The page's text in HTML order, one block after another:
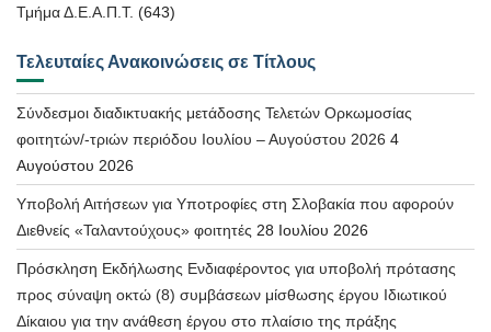
Τμήμα Δ.Ε.Α.Π.Τ. (643)
Τελευταίες Ανακοινώσεις σε Τίτλους
Σύνδεσμοι διαδικτυακής μετάδοσης Τελετών Ορκωμοσίας
φοιτητών/-τριών περιόδου Ιουλίου – Αυγούστου 2026 4
Αυγούστου 2026
Υποβολή Αιτήσεων για Υποτροφίες στη Σλοβακία που αφορούν
Διεθνείς «Ταλαντούχους» φοιτητές 28 Ιουλίου 2026
Πρόσκληση Εκδήλωσης Ενδιαφέροντος για υποβολή πρότασης
προς σύναψη οκτώ (8) συμβάσεων μίσθωσης έργου Ιδιωτικού
Δίκαιου για την ανάθεση έργου στο πλαίσιο της πράξης